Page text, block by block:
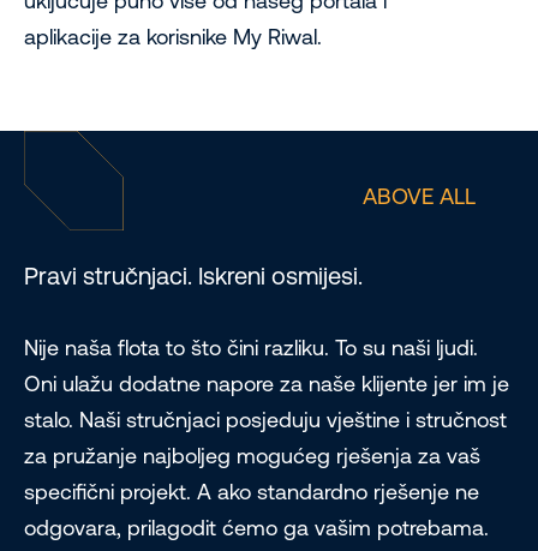
aplikacije za korisnike My Riwal.
ABOVE ALL
Pravi stručnjaci. Iskreni osmijesi.
Nije naša flota to što čini razliku. To su naši ljudi.
Oni ulažu dodatne napore za naše klijente jer im je
stalo. Naši stručnjaci posjeduju vještine i stručnost
za pružanje najboljeg mogućeg rješenja za vaš
specifični projekt. A ako standardno rješenje ne
odgovara, prilagodit ćemo ga vašim potrebama.